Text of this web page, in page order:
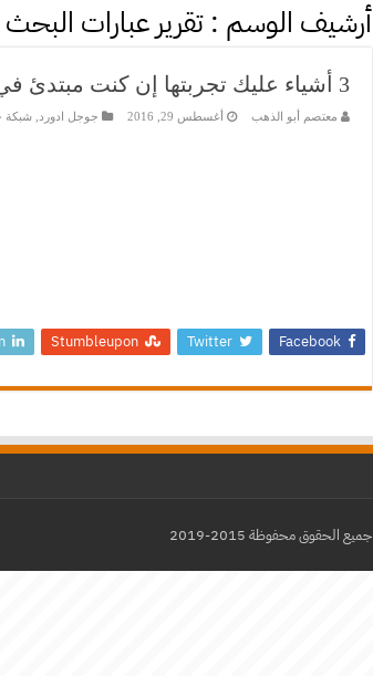
أرشيف الوسم : تقرير عبارات البحث
3 أشياء عليك تجربتها إن كنت مبتدئ في أدووردز (1)
معتصم أبو الذهب أغسطس 29, 2016 جوجل ادورد شبكة
Facebook
Twitter
Stumbleupon
جميع الحقوق محفوظة 2015-2019